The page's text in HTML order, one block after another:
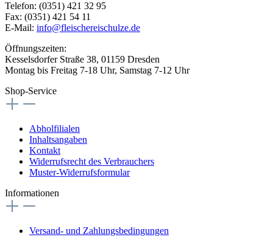
Telefon: (0351) 421 32 95
Fax: (0351) 421 54 11
E-Mail: info@fleischereischulze.de
Öffnungszeiten:
Kesselsdorfer Straße 38, 01159 Dresden
Montag bis Freitag 7-18 Uhr, Samstag 7-12 Uhr
Shop-Service
Abholfilialen
Inhaltsangaben
Kontakt
Widerrufsrecht des Verbrauchers
Muster-Widerrufsformular
Informationen
Versand- und Zahlungsbedingungen